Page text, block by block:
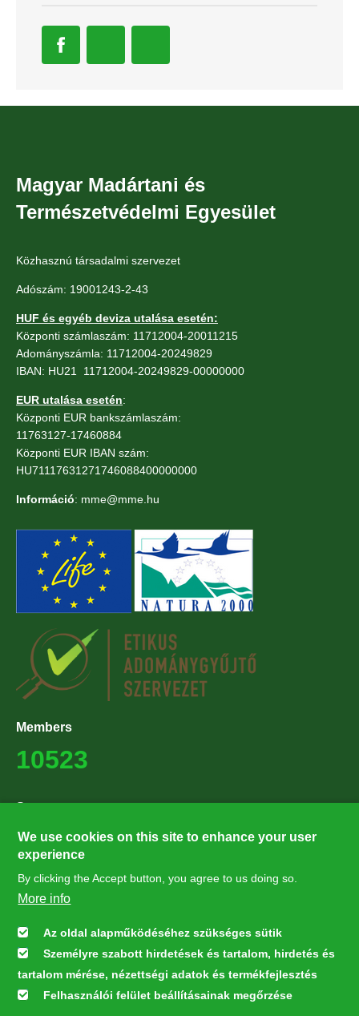
Magyar Madártani és
Természetvédelmi Egyesület
Közhasznú társadalmi szervezet
Adószám: 19001243-2-43
HUF és egyéb deviza utalása esetén:
Központi számlaszám: 11712004-20011215
Adományszámla: 11712004-20249829
IBAN: HU21 11712004-20249829-00000000
EUR utalása esetén:
Központi EUR bankszámlaszám:
11763127-17460884
Központi EUR IBAN szám:
HU71117631271746088400000000
Információ: mme@mme.hu
Members
10523
Supporters
27224
Hírlevél feliratkozás
Feliratkozás
We use cookies on this site to enhance your user
experience
By clicking the Accept button, you agree to us doing so.
More info
Az oldal alapműködéséhez szükséges sütik
Személyre szabott hirdetések és tartalom, hirdetés és
tartalom mérése, nézettségi adatok és termékfejlesztés
Felhasználói felület beállításainak megőrzése